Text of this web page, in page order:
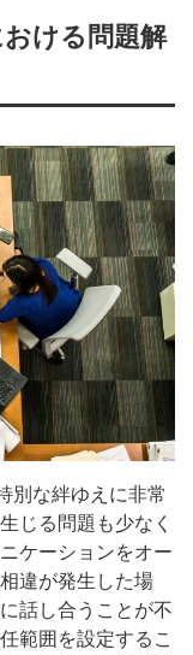
ける問題解
別な絆ゆえに非常
じる問題も少なく
ケーションをオー
違が発生した場
話し合うことが不
範囲を設定するこ